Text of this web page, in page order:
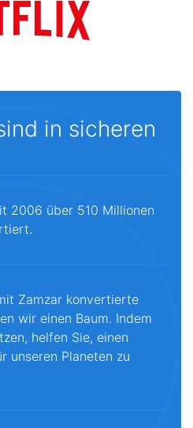
in sicheren
2006 über 510 Millionen
Zamzar konvertierte
wir einen Baum. Indem
helfen Sie, einen
unseren Planeten zu